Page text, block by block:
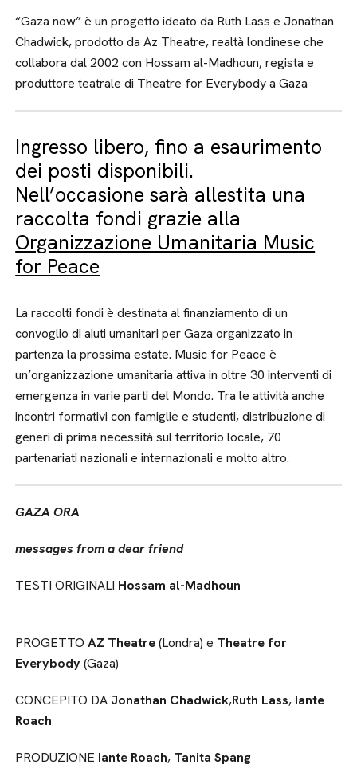
“Gaza now” è un progetto ideato da Ruth Lass e Jonathan
Chadwick, prodotto da Az Theatre, realtà londinese che
collabora dal 2002 con Hossam al-Madhoun, regista e
produttore teatrale di Theatre for Everybody a Gaza
Ingresso libero, fino a esaurimento
dei posti disponibili.
Nell’occasione sarà allestita una
raccolta fondi grazie alla
Organizzazione Umanitaria Music
for Peace
La raccolti fondi è destinata al finanziamento di un
convoglio di aiuti umanitari per Gaza organizzato in
partenza la prossima estate. Music for Peace è
un’organizzazione umanitaria attiva in oltre 30 interventi di
emergenza in varie parti del Mondo. Tra le attività anche
incontri formativi con famiglie e studenti, distribuzione di
generi di prima necessità sul territorio locale, 70
partenariati nazionali e internazionali e molto altro.
GAZA ORA
messages from a dear friend
TESTI ORIGINALI Hossam al-Madhoun
PROGETTOAZ Theatre(Londra) e Theatre for
Everybody(Gaza)
CONCEPITO DA Jonathan Chadwick,Ruth Lass, Iante
Roach
PRODUZIONE Iante Roach, Tanita Spang